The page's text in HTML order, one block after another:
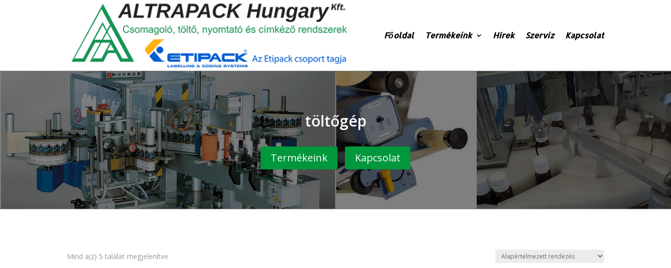
Főoldal Termékeink Hírek Szerviz Kapcsolat
töltőgép
Termékeink Kapcsolat
Mind a(z) 5 találat megjelenítve